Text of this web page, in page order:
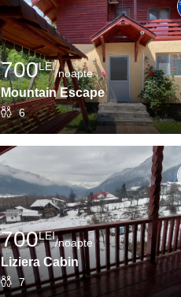
700LEI
/noapte
Mountain Escape
6
700LEI
/noapte
Liziera Cabin
7